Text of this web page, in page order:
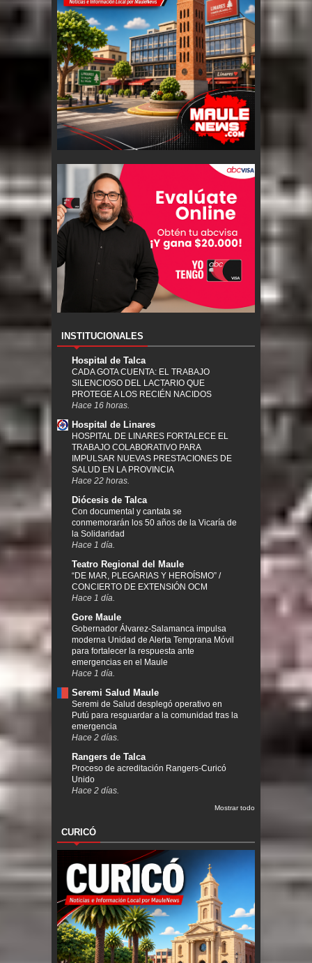
INSTITUCIONALES
Hospital de Talca
CADA GOTA CUENTA: EL TRABAJO
SILENCIOSO DEL LACTARIO QUE
PROTEGE A LOS RECIÉN NACIDOS
Hace 16 horas.
Hospital de Linares
HOSPITAL DE LINARES FORTALECE EL
TRABAJO COLABORATIVO PARA
IMPULSAR NUEVAS PRESTACIONES DE
SALUD EN LA PROVINCIA
Hace 22 horas.
Diócesis de Talca
Con documental y cantata se
conmemorarán los 50 años de la Vicaría de
la Solidaridad
Hace 1 día.
Teatro Regional del Maule
“DE MAR, PLEGARIAS Y HEROÍSMO” /
CONCIERTO DE EXTENSIÓN OCM
Hace 1 día.
Gore Maule
Gobernador Álvarez-Salamanca impulsa
moderna Unidad de Alerta Temprana Móvil
para fortalecer la respuesta ante
emergencias en el Maule
Hace 1 día.
Seremi Salud Maule
Seremi de Salud desplegó operativo en
Putú para resguardar a la comunidad tras la
emergencia
Hace 2 días.
Rangers de Talca
Proceso de acreditación Rangers-Curicó
Unido
Hace 2 días.
Mostrar todo
CURICÓ